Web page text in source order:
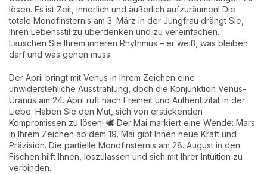
lösen. Es ist Zeit, innerlich und äußerlich aufzuräumen! Die
totale Mondfinsternis am 3. März in der Jungfrau drängt Sie,
Ihren Lebensstil zu überdenken und zu vereinfachen.
Lauschen Sie Ihrem inneren Rhythmus – er weiß, was bleiben
darf und was gehen muss.
Der April bringt mit Venus in Ihrem Zeichen eine
unwiderstehliche Ausstrahlung, doch die Konjunktion Venus-
Uranus am 24. April ruft nach Freiheit und Authentizität in der
Liebe. Haben Sie den Mut, sich von erstickenden
Kompromissen zu lösen! 🕊️ Der Mai markiert eine Wende: Mars
in Ihrem Zeichen ab dem 19. Mai gibt Ihnen neue Kraft und
Präzision. Die partielle Mondfinsternis am 28. August in den
Fischen hilft Ihnen, loszulassen und sich mit Ihrer Intuition zu
verbinden.